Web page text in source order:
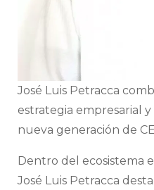
José Luis Petracca
estrategia empresarial y
nueva generación de
Dentro del ecosistema
José Luis Petracca